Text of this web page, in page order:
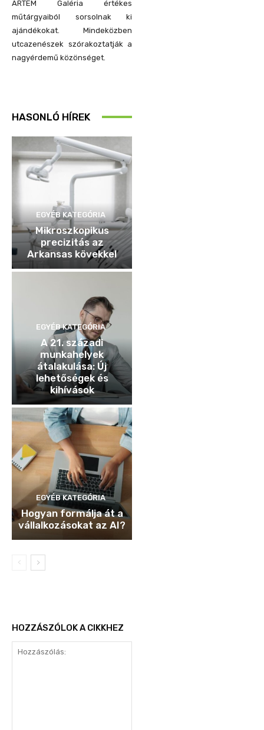
ARTEM Galéria értékes
műtárgyaiból sorsolnak ki
ajándékokat. Mindeközben
utcazenészek szórakoztatják a
nagyérdemű közönséget.
HASONLÓ HÍREK
EGYÉB KATEGÓRIA
Mikroszkopikus
precizitás az
Arkansas kövekkel
EGYÉB KATEGÓRIA
A 21. századi
munkahelyek
átalakulása: Új
lehetőségek és
kihívások
EGYÉB KATEGÓRIA
Hogyan formálja át a
vállalkozásokat az AI?
HOZZÁSZÓLOK A CIKKHEZ